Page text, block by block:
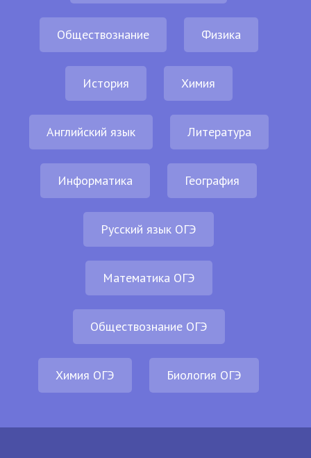
Обществознание Физика
История Химия
Английский язык Литература
Информатика География
Русский язык ОГЭ
Математика ОГЭ
Обществознание ОГЭ
Химия ОГЭ Биология ОГЭ